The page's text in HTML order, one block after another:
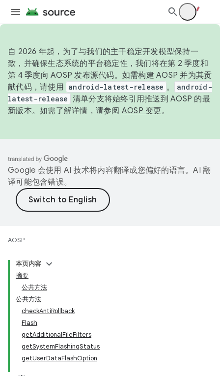
自 2026 年起，为了与我们的主干稳定开发模型保持一
致，并确保生态系统的平台稳定性，我们将在第 2 季度和
第 4 季度向 AOSP 发布源代码。如需构建 AOSP 并为其贡
献代码，请使用 android-latest-release 。
android-
latest-release 清单分支将始终引用推送到 AOSP 的最
新版本。如需了解详情，请参阅 AOSP 变更。
Google 会使用 AI 技术将内容翻译成您偏好的语言。AI 翻
译可能包含错误。
AOSP
本页内容
摘要
公共方法
公共方法
checkAntiRollback
Flash
getAdditionalFileFilters
getSystemFlashingStatus
getUserDataFlashOption